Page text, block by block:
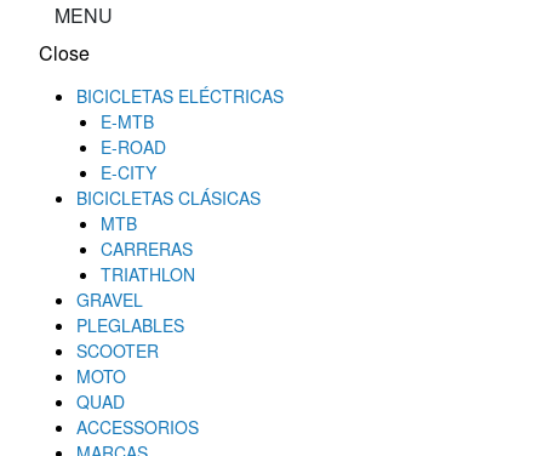
MENU
Close
BICICLETAS ELÉCTRICAS
E-MTB
E-ROAD
E-CITY
BICICLETAS CLÁSICAS
MTB
CARRERAS
TRIATHLON
GRAVEL
PLEGLABLES
SCOOTER
MOTO
QUAD
ACCESSORIOS